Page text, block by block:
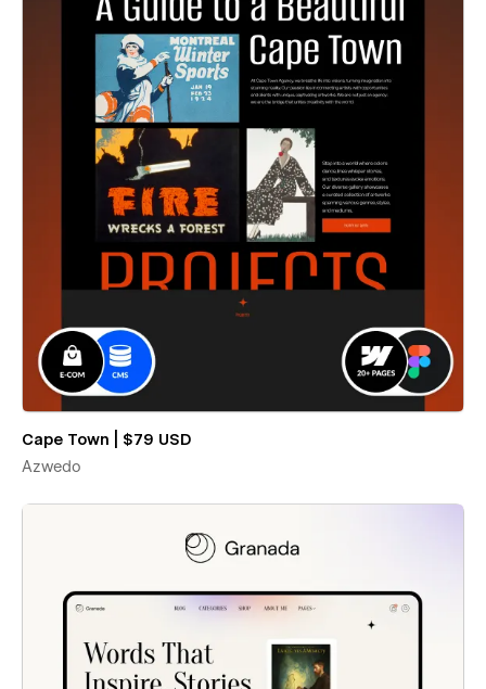
Cape Town | $79 USD
Azwedo